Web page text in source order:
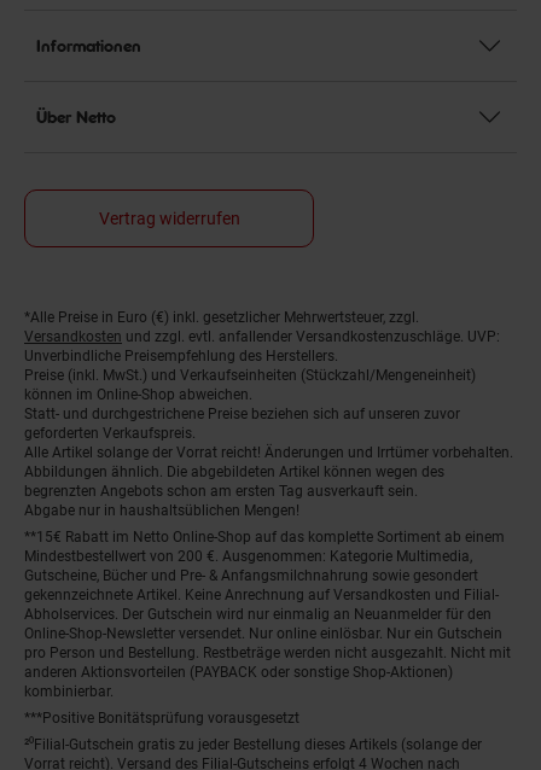
Informationen
Über Netto
Vertrag widerrufen
Fußnoten
*Alle Preise in Euro (€) inkl. gesetzlicher Mehrwertsteuer, zzgl.
Versandkosten und zzgl. evtl. anfallender Versandkostenzuschläge. UVP:
Unverbindliche Preisempfehlung des Herstellers.
Preise (inkl. MwSt.) und Verkaufseinheiten (Stückzahl/Mengeneinheit)
können im Online-Shop abweichen.
Statt- und durchgestrichene Preise beziehen sich auf unseren zuvor
geforderten Verkaufspreis.
Alle Artikel solange der Vorrat reicht! Änderungen und Irrtümer vorbehalten.
Abbildungen ähnlich. Die abgebildeten Artikel können wegen des
begrenzten Angebots schon am ersten Tag ausverkauft sein.
Abgabe nur in haushaltsüblichen Mengen!
**15€ Rabatt im Netto Online-Shop auf das komplette Sortiment ab einem
Mindestbestellwert von 200 €. Ausgenommen: Kategorie Multimedia,
Gutscheine, Bücher und Pre- & Anfangsmilchnahrung sowie gesondert
gekennzeichnete Artikel. Keine Anrechnung auf Versandkosten und Filial-
Abholservices. Der Gutschein wird nur einmalig an Neuanmelder für den
Online-Shop-Newsletter versendet. Nur online einlösbar. Nur ein Gutschein
pro Person und Bestellung. Restbeträge werden nicht ausgezahlt. Nicht mit
anderen Aktionsvorteilen (PAYBACK oder sonstige Shop-Aktionen)
kombinierbar.
***Positive Bonitätsprüfung vorausgesetzt
²⁰Filial-Gutschein gratis zu jeder Bestellung dieses Artikels (solange der
Vorrat reicht). Versand des Filial-Gutscheins erfolgt 4 Wochen nach